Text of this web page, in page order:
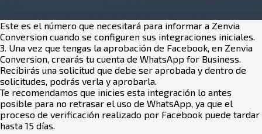
Este es el número que necesitará para informar a Zenvia
Conversion cuando se configuren sus integraciones iniciales.
3. Una vez que tengas la aprobación de Facebook, en Zenvia
Conversion, crearás tu cuenta de WhatsApp for Business.
Recibirás una solicitud que debe ser aprobada y dentro de
solicitudes, podrás verla y aprobarla.
Te recomendamos que inicies esta integración lo antes
posible para no retrasar el uso de WhatsApp, ya que el
proceso de verificación realizado por Facebook puede tardar
hasta 15 días.